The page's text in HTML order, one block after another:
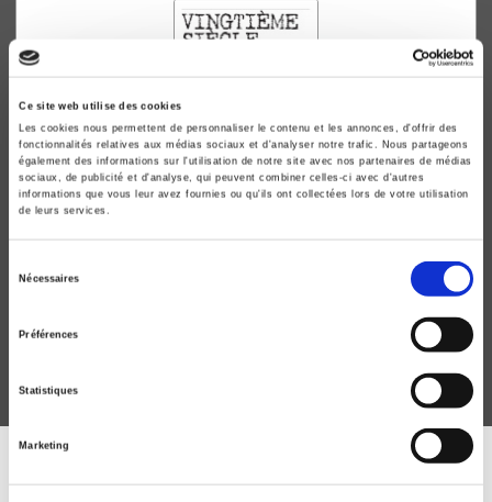
Ce site web utilise des cookies
Les cookies nous permettent de personnaliser le contenu et les annonces, d'offrir des
fonctionnalités relatives aux médias sociaux et d'analyser notre trafic. Nous partageons
également des informations sur l'utilisation de notre site avec nos partenaires de médias
sociaux, de publicité et d'analyse, qui peuvent combiner celles-ci avec d'autres
informations que vous leur avez fournies ou qu'ils ont collectées lors de votre utilisation
de leurs services.
Nécessaires
Préférences
Statistiques
Marketing
Vingtième siècle 138, avril-juin 2018
DISCOVER OUR JOURNALS